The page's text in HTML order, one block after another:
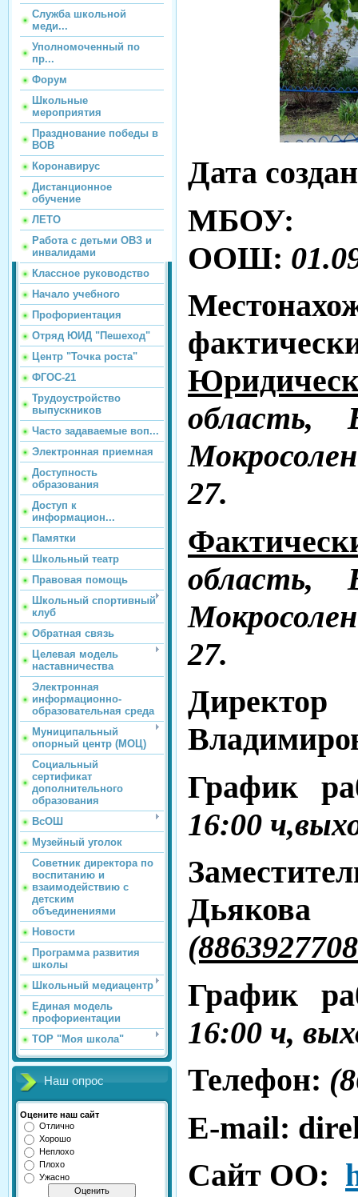
Служба школьной
меди...
Уполномоченный по
пр...
Форум
Школьные
мероприятия
Празднование победы в
ВОВ
Коронавирус
Дистанционное
обучение
ЛЕТО
Работа с детьми ОВЗ и
инвалидами
Классное руководство
Начало учебного
Профориентация
Отряд ЮИД "Пешеход"
Центр "Точка роста"
ФГОС-21
Трудоустройство
выпускников
Часто задаваемые воп...
Электронная приемная
Доступность
образования
Доступ к
информацион...
Памятки
Школьный театр
Правовая помощь
Школьный спортивный
клуб
Обратная связь
Целевая модель
наставничества
Электронная
информационно-
образовательная среда
Муниципальный
опорный центр (МОЦ)
Социальный
сертификат
дополнительного
образования
ВсОШ
Музейный уголок
Советник директора по
воспитанию и
взаимодействию с
детским
объединениями
Новости
Программа развития
школы
Школьный медиацентр
Единая модель
профориентации
ТОР "Моя школа"
Наш опрос
Оцените наш сайт
Отлично
Хорошо
Неплохо
Плохо
Ужасно
Дата
МБОУ:
ООШ:
область,
27.
область,
27.
График
16:00
График
16:00 ч,
Телефон:
Е-mail:
Сайт ОO: